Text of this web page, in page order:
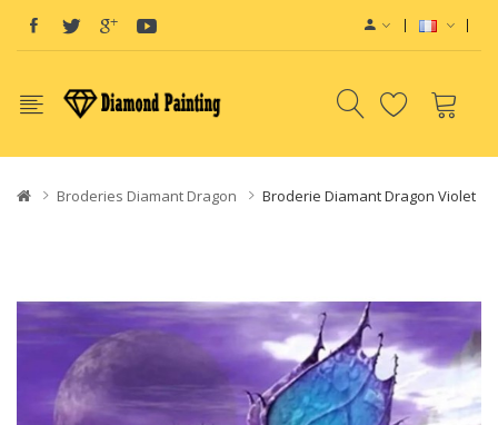
View sites:Vape E-Liquid
Broderies Diamant Dragon Broderie Diamant Dragon Violet